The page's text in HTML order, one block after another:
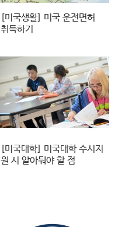
[미국생활] 미국 운전면허
취득하기
[미국대학] 미국대학 수시지
원 시 알아둬야 할 점